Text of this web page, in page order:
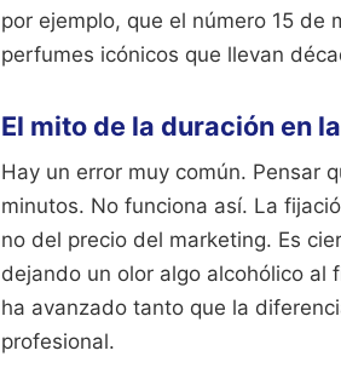
por ejemplo, que el número 15 de
perfumes icónicos que llevan
El mito de la duración en
Hay un error muy común. Pensar
minutos. No funciona así. La
no del precio del marketing. Es
dejando un olor algo alcohólico al
ha avanzado tanto que la
profesional.